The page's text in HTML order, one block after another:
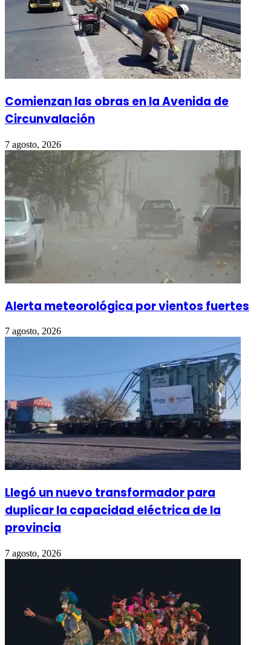
Comienzan las obras en la Avenida de
Circunvalación
7 agosto, 2026
Alerta meteorológica por vientos fuertes
7 agosto, 2026
Llegó un nuevo transformador para
duplicar la capacidad eléctrica de la
provincia
7 agosto, 2026